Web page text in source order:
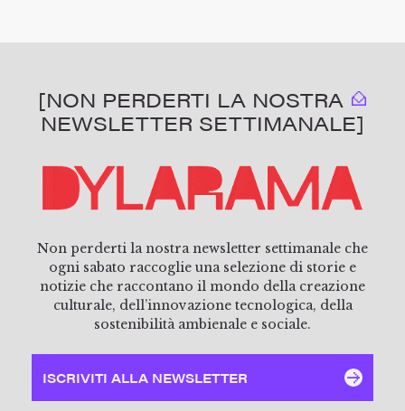
[NON PERDERTI LA NOSTRA
NEWSLETTER SETTIMANALE]
Non perderti la nostra newsletter settimanale che
ogni sabato raccoglie una selezione di storie e
notizie che raccontano il mondo della creazione
culturale, dell’innovazione tecnologica, della
sostenibilità ambienale e sociale.
ISCRIVITI ALLA NEWSLETTER